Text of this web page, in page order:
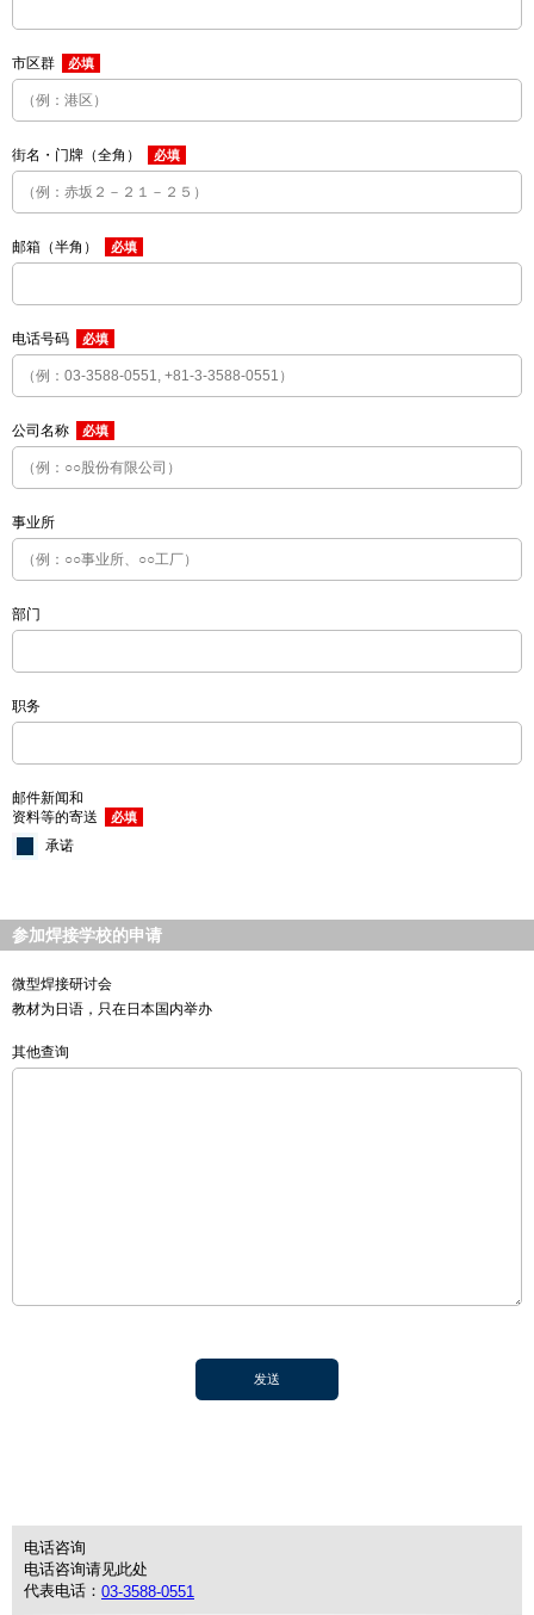
市区群 必填
街名・门牌（全角） 必填
邮箱（半角） 必填
电话号码 必填
公司名称 必填
事业所
部门
职务
邮件新闻和
资料等的寄送
必填
承诺
参加焊接学校的申请
微型焊接研讨会
教材为日语，只在日本国内举办
其他查询
电话咨询
电话咨询请见此处
代表电话： 03-3588-0551